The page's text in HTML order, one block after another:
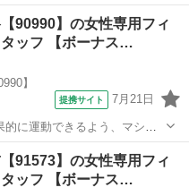
めての方や苦手な方がほとん
日はこの動きを意識しまし
...
90990】の女性専用フィ
ッフ 【ボーナス…
】
提携サイト 7月21日
に運動できるよう、マシン
めての方や苦手な方がほとん
日はこの動きを意識しまし
...
91573】の女性専用フィ
ッフ 【ボーナス…